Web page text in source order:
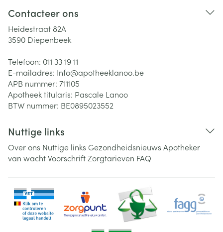
Contacteer ons
Heidestraat 82A
3590 Diepenbeek
Telefoon: 011 33 19 11
E-mailadres: Info@apotheeklanoo.be
APB nummer: 711105
Apotheek titularis: Pascale Lanoo
BTW nummer: BE0895023552
Nuttige links
Over ons Nuttige links Gezondheidsnieuws Apotheker
van wachtVoorschriftZorgtarieven FAQ